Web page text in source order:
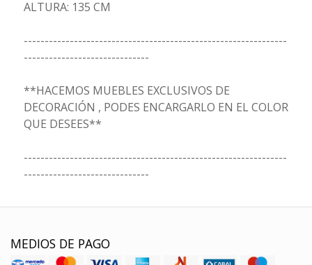
ALTURA: 135 CM
---------------------------------------------------------------
------------------------------
**HACEMOS MUEBLES EXCLUSIVOS DE
DECORACIÓN , PODES ENCARGARLO EN EL COLOR
QUE DESEES**
---------------------------------------------------------------
------------------------------
MEDIOS DE PAGO